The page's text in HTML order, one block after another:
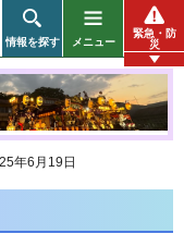
情報を探す メニュー
緊急・防
災
年6月19日